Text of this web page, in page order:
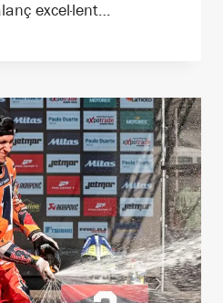
excel·lent…